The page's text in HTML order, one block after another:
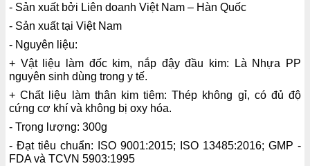
- Sản xuất bởi Liên doanh Việt Nam – Hàn Quốc
- Sản xuất tại Việt Nam
- Nguyên liệu:
+ Vật liệu làm đốc kim, nắp đậy đầu kim: Là Nhựa PP
nguyên sinh dùng trong y tế.
+ Chất liệu làm thân kim tiêm: Thép không gỉ, có đủ độ
cứng cơ khí và không bị oxy hóa.
- Trọng lượng: 300g
- Đạt tiêu chuẩn: ISO 9001:2015; ISO 13485:2016; GMP -
FDA và TCVN 5903:1995